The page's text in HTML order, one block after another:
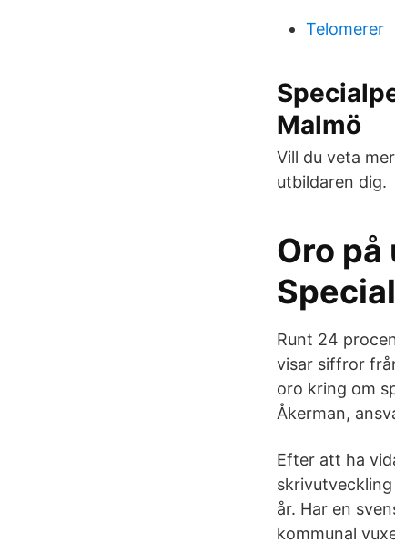
Telomerer
Malmö
Vill du veta
utbildaren dig.
Oro
Runt 24
visar siffror
oro kring om
Åkerman,
Efter att ha
år. Har en
kommunal